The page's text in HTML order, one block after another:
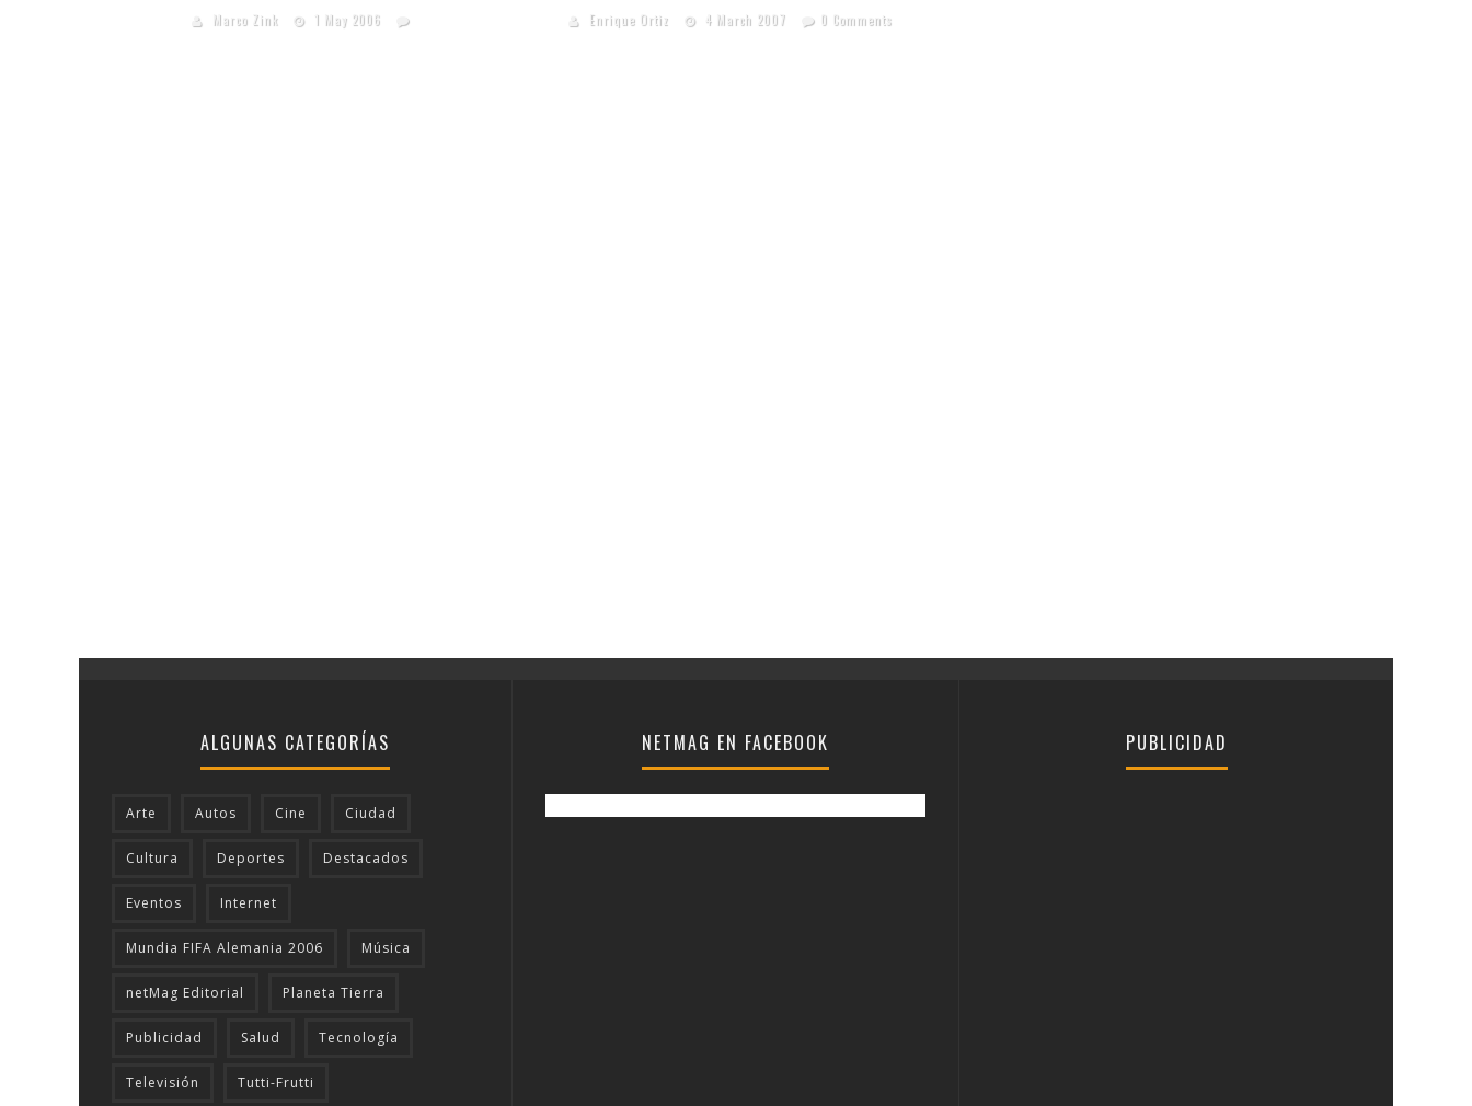
Marco Zink 1 May 2006 Enrique Ortiz 4 March 2007 0 Comments
ALGUNAS CATEGORÍAS
Arte Autos Cine Ciudad
Cultura Deportes Destacados
Eventos Internet
Mundia FIFA Alemania 2006 Música
netMag Editorial Planeta Tierra
Publicidad Salud Tecnologí­a
Televisión Tutti-Frutti
NETMAG EN FACEBOOK PUBLICIDAD